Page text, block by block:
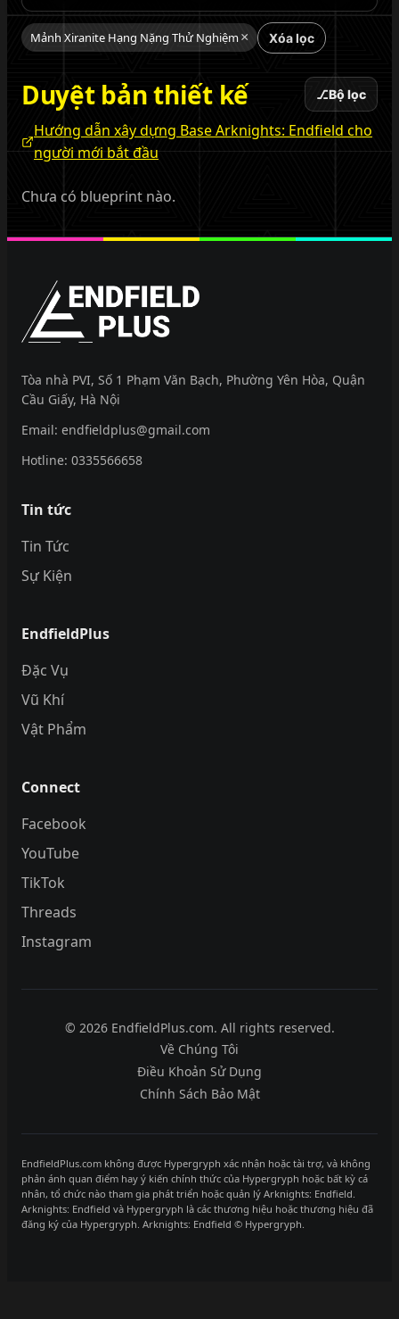
Mảnh Xiranite Hạng Nặng Thử Nghiệm× Xóa lọc
Duyệt bản thiết kế ⎇Bộ lọc
Hướng dẫn xây dựng Base Arknights: Endfield cho
người mới bắt đầu
Chưa có blueprint nào.
EndfieldPlus
Tòa nhà PVI, Số 1 Phạm Văn Bạch, Phường Yên Hòa, Quận
Cầu Giấy, Hà Nội
Email: endfieldplus@gmail.com
Hotline: 0335566658
Tin tức
Tin Tức
Sự Kiện
EndfieldPlus
Đặc Vụ
Vũ Khí
Vật Phẩm
Connect
Facebook
YouTube
TikTok
Threads
Instagram
© 2026 EndfieldPlus.com. All rights reserved.
Về Chúng Tôi
Điều Khoản Sử Dụng
Chính Sách Bảo Mật
EndfieldPlus.com không được Hypergryph xác nhận hoặc tài trợ, và không
phản ánh quan điểm hay ý kiến chính thức của Hypergryph hoặc bất kỳ cá
nhân, tổ chức nào tham gia phát triển hoặc quản lý Arknights: Endfield.
Arknights: Endfield và Hypergryph là các thương hiệu hoặc thương hiệu đã
đăng ký của Hypergryph. Arknights: Endfield © Hypergryph.